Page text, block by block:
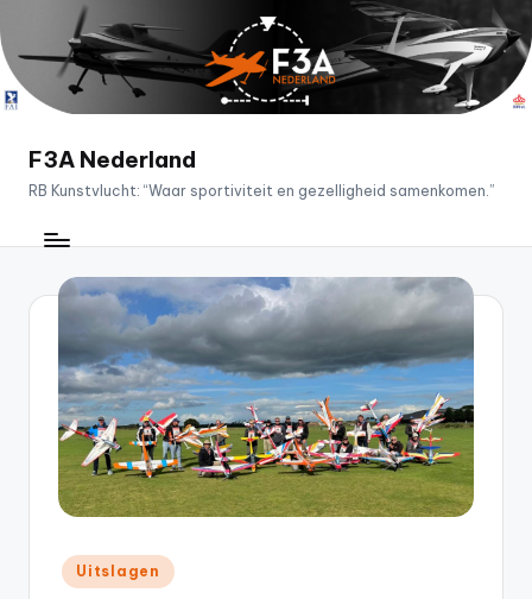
Ga
naar
de
F3A Nederland
RB Kunstvlucht: “Waar sportiviteit en gezelligheid samenkomen.”
Geplaatst
in
Uitslagen